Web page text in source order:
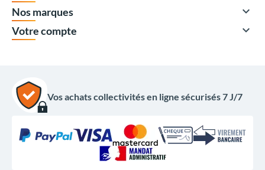
460,00 €HT
Nos marques 
Votre compte 
Vos achats collectivités en ligne sécurisés 7 J/7